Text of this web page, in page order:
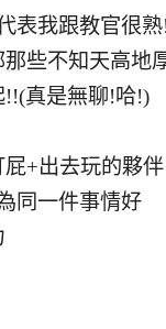
表我跟教官很
些不知天高地
真是無聊!哈!)
+出去玩的夥伴
同一件事情好